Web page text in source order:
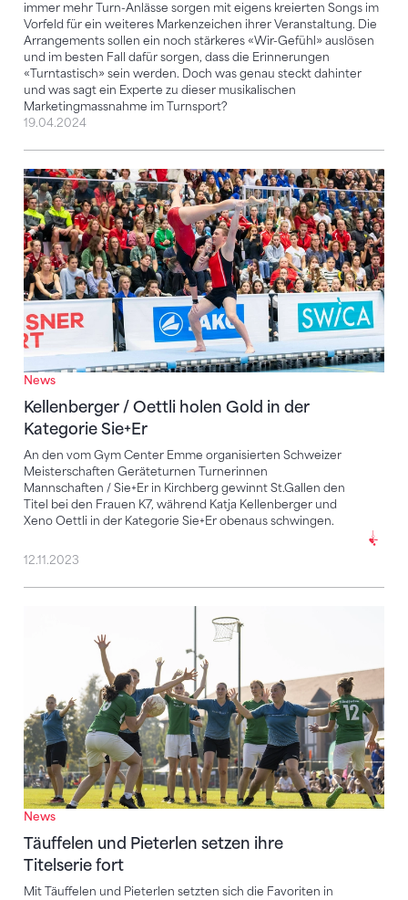
immer mehr Turn-Anlässe sorgen mit eigens kreierten Songs im
Vorfeld für ein weiteres Markenzeichen ihrer Veranstaltung. Die
Arrangements sollen ein noch stärkeres «Wir-Gefühl» auslösen
und im besten Fall dafür sorgen, dass die Erinnerungen
«Turntastisch» sein werden. Doch was genau steckt dahinter
und was sagt ein Experte zu dieser musikalischen
Marketingmassnahme im Turnsport?
19.04.2024
News
Kellenberger / Oettli holen Gold in der
Kategorie Sie+Er
An den vom Gym Center Emme organisierten Schweizer
Meisterschaften Geräteturnen Turnerinnen
Mannschaften / Sie+Er in Kirchberg gewinnt St.Gallen den
Titel bei den Frauen K7, während Katja Kellenberger und
Xeno Oettli in der Kategorie Sie+Er obenaus schwingen.
Kellenberger / Oettli holen Gold in der Kategorie
12.11.2023
News
Täuffelen und Pieterlen setzen ihre
Titelserie fort
Mit Täuffelen und Pieterlen setzten sich die Favoriten in
Täuffelen und Pieterlen setzen ihre Titelserie fort